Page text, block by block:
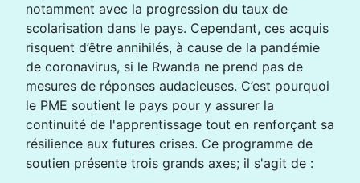
notamment avec la progression du taux de
scolarisation dans le pays. Cependant, ces acquis
risquent d’être annihilés, à cause de la pandémie
de coronavirus, si le Rwanda ne prend pas de
mesures de réponses audacieuses. C’est pourquoi
le PME soutient le pays pour y assurer la
continuité de l'apprentissage tout en renforçant sa
résilience aux futures crises. Ce programme de
soutien présente trois grands axes; il s'agit de :